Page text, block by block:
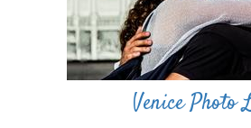
Venice Photo